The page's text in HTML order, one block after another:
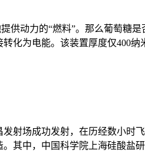
供动力的“燃料”。那么葡萄糖
化为电能。该装置厚度仅400
射场成功发射，在历经数小
其中，中国科学院上海硅酸盐